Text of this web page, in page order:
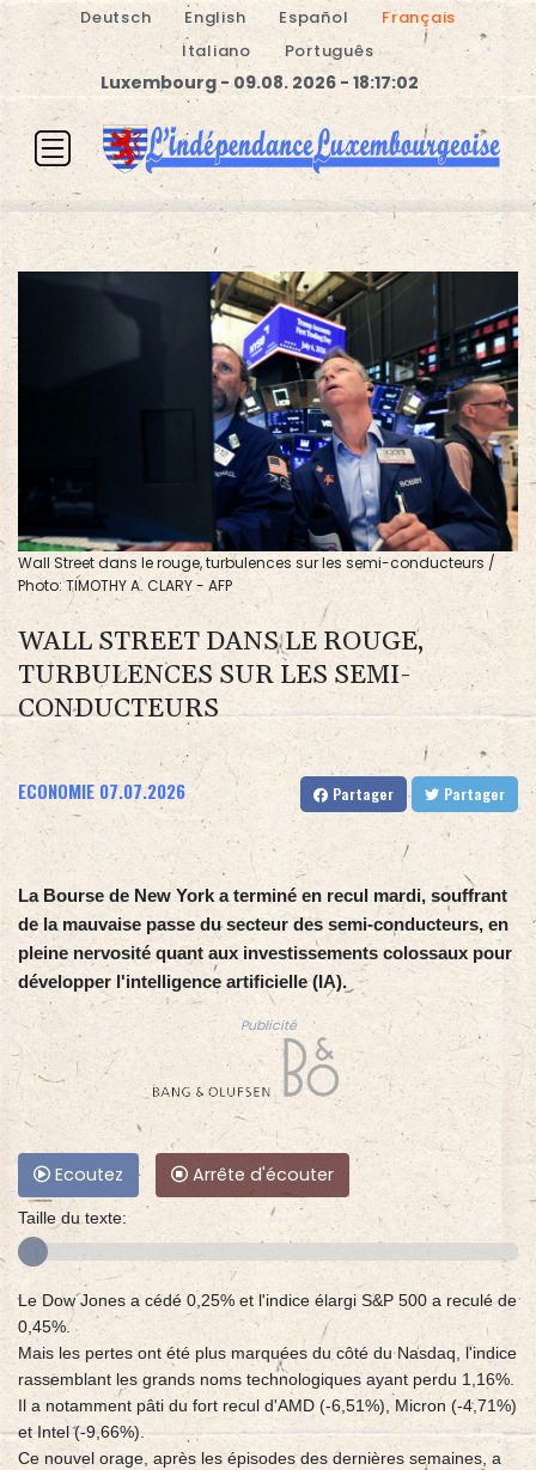
Deutsch English Español
Français
Italiano
Português
Luxembourg - 09.08. 2026 - 18:17:03
Wall Street dans le rouge, turbulences sur les semi-conducteurs /
Photo: TIMOTHY A. CLARY - AFP
WALL STREET DANS LE ROUGE,
TURBULENCES SUR LES SEMI-
CONDUCTEURS
ECONOMIE 07.07.2026 Partager Partager
La Bourse de New York a terminé en recul mardi, souffrant
de la mauvaise passe du secteur des semi-conducteurs, en
pleine nervosité quant aux investissements colossaux pour
développer l'intelligence artificielle (IA).
Publicité
Ecoutez Arrête d'écouter
Taille du texte:
Le Dow Jones a cédé 0,25% et l'indice élargi S&P 500 a reculé de
0,45%.
Mais les pertes ont été plus marquées du côté du Nasdaq, l'indice
rassemblant les grands noms technologiques ayant perdu 1,16%.
Il a notamment pâti du fort recul d'AMD (-6,51%), Micron (-4,71%)
et Intel (-9,66%).
Ce nouvel orage, après les épisodes des dernières semaines, a